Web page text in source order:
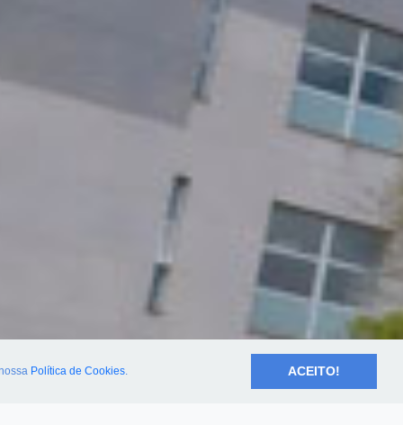
Política de Cookies. ACEITO!